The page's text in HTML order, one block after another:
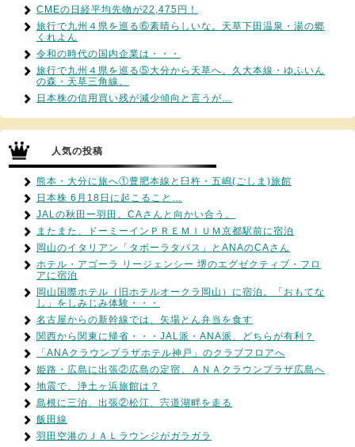
CMEの日経平均先物が22,475円！
旅行で九州４県を巡る⑥素晴らしいな。天草下田温泉・湯の郷
くれよん
令和の時代の国内企業は・・・
旅行で九州４県を巡る⑤大分から天草へ。久大本線・ゆふいん
の森・天草三角線。
日本株の信用買い残が減少傾向と言うが…
人気の投稿
熊本・大分に旅へ①豊肥本線と臼杵・五嶋(ごしま)旅館
日本株 6月18日に起こること…
JALの秋田ー羽田。CAさんと向かい合う。
またまた、ドーミーインＰＲＥＭＩＵＭ京都駅前に宿泊
岡山のイタリアン「タボーラタパス」とANAのCAさん
ホテル・アゴーラ リージェンシー 堺のエグゼクティブ・フロ
アに宿泊
岡山国際ホテル（旧ホテルオークラ岡山）に宿泊。「おもてな
し」をしみじみ体験・・・
名古屋からの新幹線では、矢場とん弁当を食す
関西から関東に帰省・・・JAL派・ANA派、どちらが有利？
「ANAクラウンプラザホテル神戸」のクラブフロアへ
姫路・広島に出張②広島の定宿、ＡＮＡクラウンプラザ広島へ
地震で、浄土ヶ浜旅館は？
島根に三泊、出張②松江、宍道湖畔を走る
飯田線
羽田空港のＪＡＬラウンジがガラガラ